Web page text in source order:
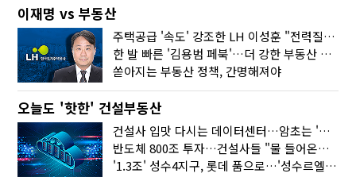
이재명 vs 부동산
주택공급 '속도' 강조한 LH 이성훈 "전력질주해야"
한 발 빠른 '김용범 페북'…더 강한 부동산 규제 나오나
쏟아지는 부동산 정책, 간명해져야
오늘도 '핫한' 건설부동산
건설사 입맛 다시는 데이터센터…암초는 '주민 반대'
반도체 800조 투자…건설사들 "물 들어온다!"
'1.3조' 성수4지구, 롯데 품으로…'성수르엘 S70' 거듭